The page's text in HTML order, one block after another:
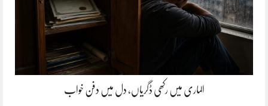
الماری میں رکھی ڈگریاں، دل میں دفن خواب